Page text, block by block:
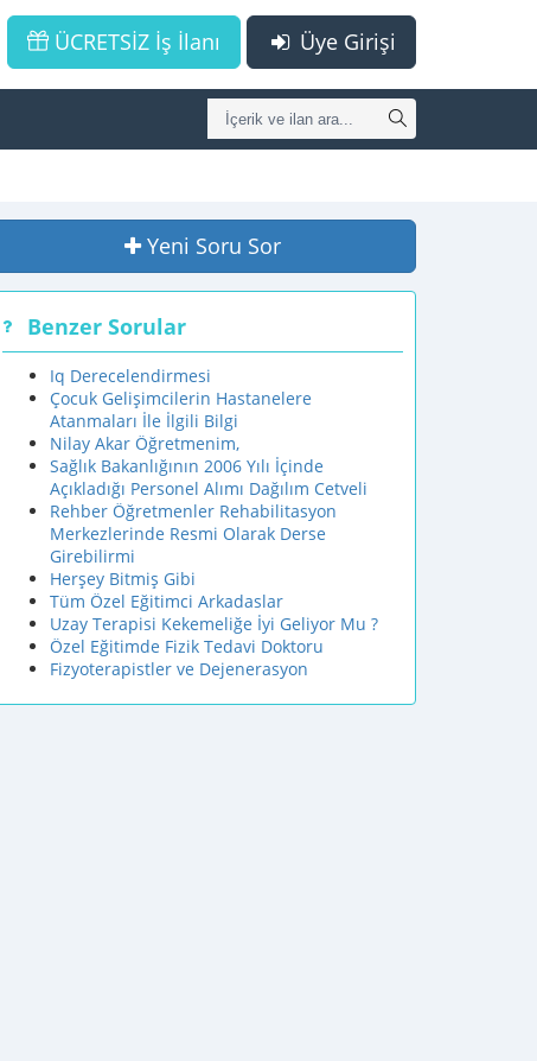
Üye Girişi
ÜCRETSİZ İş İlanı
Yeni Soru Sor
Benzer Sorular
Iq Derecelendirmesi
Çocuk Gelişimcilerin Hastanelere
Atanmaları İle İlgili Bilgi
Nilay Akar Öğretmenim,
Sağlık Bakanlığının 2006 Yılı İçinde
Açıkladığı Personel Alımı Dağılım Cetveli
Rehber Öğretmenler Rehabilitasyon
Merkezlerinde Resmi Olarak Derse
Girebilirmi
Herşey Bitmiş Gibi
Tüm Özel Eğitimci Arkadaslar
Uzay Terapisi Kekemeliğe İyi Geliyor Mu ?
Özel Eğitimde Fizik Tedavi Doktoru
Fizyoterapistler ve Dejenerasyon